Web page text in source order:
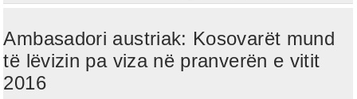
Ambasadori austriak: Kosovarët mund
të lëvizin pa viza në pranverën e vitit
2016